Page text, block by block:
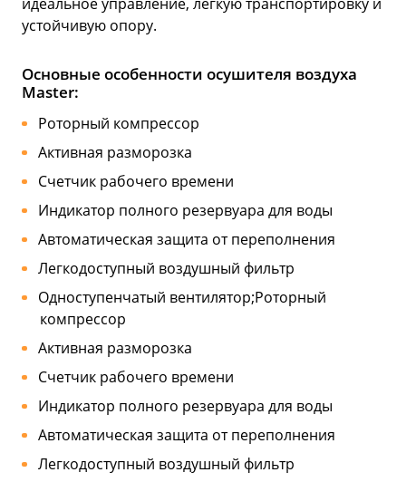
устойчивую опору.
Основные особенности осушителя воздуха
Master:
Роторный компрессор
Активная разморозка
Счетчик рабочего времени
Индикатор полного резервуара для воды
Автоматическая защита от переполнения
Легкодоступный воздушный фильтр
Одноступенчатый вентилятор;Роторный
компрессор
Активная разморозка
Счетчик рабочего времени
Индикатор полного резервуара для воды
Автоматическая защита от переполнения
Легкодоступный воздушный фильтр